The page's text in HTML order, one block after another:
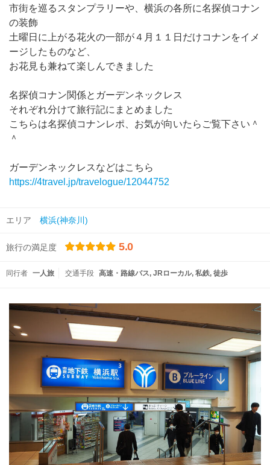
市街を巡るスタンプラリーや、横浜の各所に名探偵コナン
の装飾
土曜日に上がる花火の一部が４月１１日だけコナンをイメ
ージしたものなど、
お花見も兼ねて楽しんできました
名探偵コナン関係とガーデンネックレス
それぞれ分けて旅行記にまとめました
こちらは名探偵コナンレポ、お気が向いたらご覧下さい＾
＾
ガーデンネックレスなどはこちら
https://4travel.jp/travelogue/12044752
エリア 横浜(神奈川)
旅行の満足度 5.0
同行者 一人旅 交通手段 高速・路線バス JRローカル 私鉄 徒歩